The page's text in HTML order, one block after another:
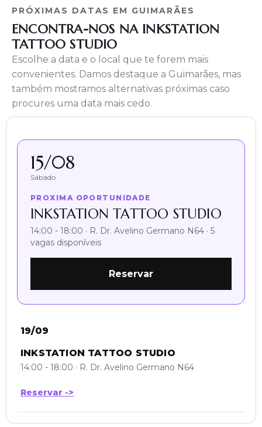
PRÓXIMAS DATAS EM GUIMARÃES
ENCONTRA-NOS NA INKSTATION
TATTOO STUDIO
Escolhe a data e o local que te forem mais
convenientes. Damos destaque a Guimarães, mas
também mostramos alternativas próximas caso
procures uma data mais cedo.
15/08
Sábado
PROXIMA OPORTUNIDADE
INKSTATION TATTOO STUDIO
14:00 - 18:00 · R. Dr. Avelino Germano N64 · 5
vagas disponíveis
Reservar
19/09
INKSTATION TATTOO STUDIO
14:00 - 18:00 · R. Dr. Avelino Germano N64
Reservar ->